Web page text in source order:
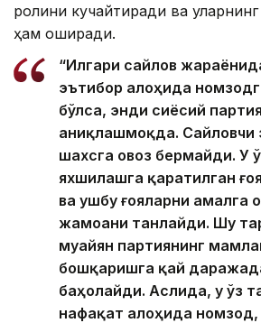
ролини кучайтиради ва
ҳам оширади.
“Илгари сайлов
эътибор алоҳида
бўлса, энди сиёсий
аниқлашмоқда. Сайловчи
шахсга овоз бермайди. У
яхшилашга қаратилган
ва ушбу ғояларни амалга
жамоани танлайди. Шу
муайян партиянинг
бошқаришга қай
баҳолайди. Аслида, у ўз
нафақат алоҳида номзод,